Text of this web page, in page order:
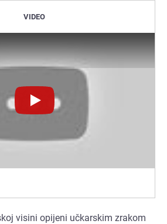
VIDEO
Novinet.tv
Novinet.tv
visini opijeni učkarskim zrakom